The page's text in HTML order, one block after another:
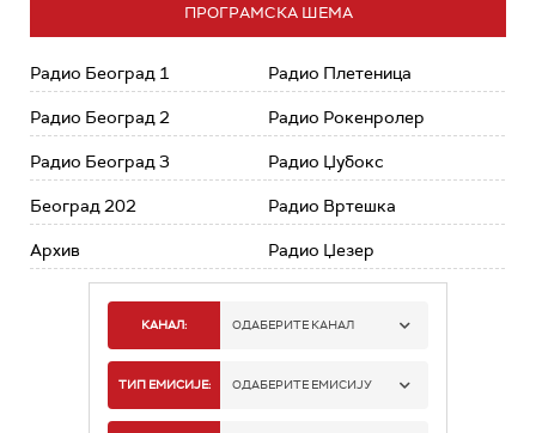
ПРОГРАМСКА ШЕМА
Радио Београд 1
Радио Београд 2
Радио Београд 3
Београд 202
Архив
Радио Плетеница
Радио Рокенролер
Радио Џубокс
Радио Вртешка
Радио Џезер
КАНАЛ: ОДАБЕРИТЕ КАНАЛ
РАДИО БЕОГРАД 1
ТИП ЕМИСИЈЕ: ОДАБЕРИТЕ ЕМИСИЈУ